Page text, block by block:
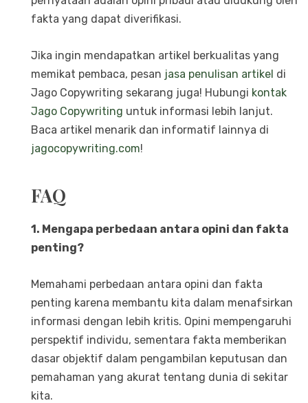
fakta yang dapat diverifikasi.
Jika ingin mendapatkan artikel berkualitas yang
memikat pembaca, pesan jasa penulisan artikel di
Jago Copywriting sekarang juga! Hubungi kontak
Jago Copywriting untuk informasi lebih lanjut.
Baca artikel menarik dan informatif lainnya di
jagocopywriting.com!
FAQ
1. Mengapa perbedaan antara opini dan fakta
penting?
Memahami perbedaan antara opini dan fakta
penting karena membantu kita dalam menafsirkan
informasi dengan lebih kritis. Opini mempengaruhi
perspektif individu, sementara fakta memberikan
dasar objektif dalam pengambilan keputusan dan
pemahaman yang akurat tentang dunia di sekitar
kita.